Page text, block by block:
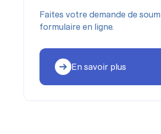
Faites votre demande de
formulaire en ligne.
En savoir plus